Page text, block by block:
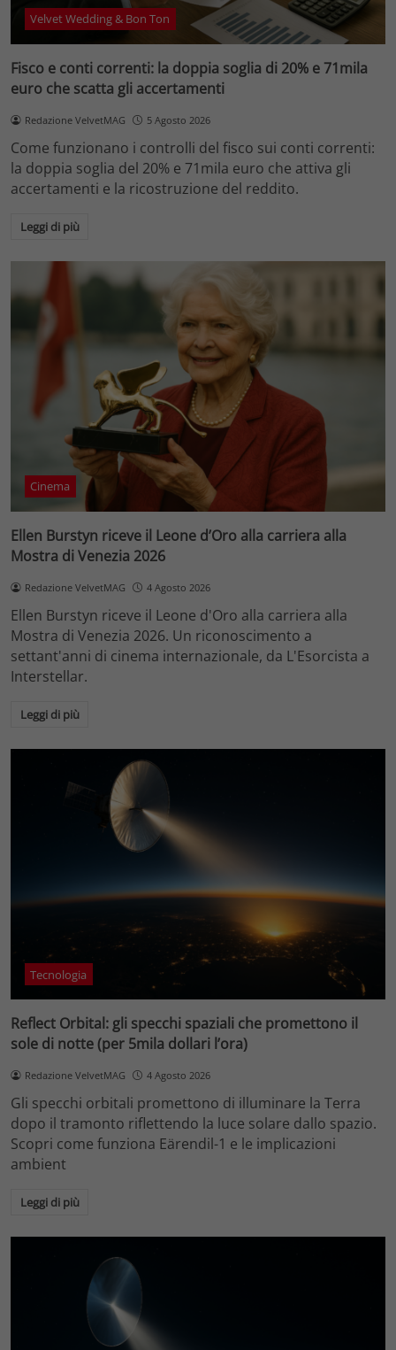
Velvet Wedding & Bon Ton
Fisco e conti correnti: la doppia soglia di 20% e 71mila
euro che scatta gli accertamenti
Redazione VelvetMAG 5 Agosto 2026
Come funzionano i controlli del fisco sui conti correnti:
la doppia soglia del 20% e 71mila euro che attiva gli
accertamenti e la ricostruzione del reddito.
Leggi di più
Cinema
Ellen Burstyn riceve il Leone d’Oro alla carriera alla
Mostra di Venezia 2026
Redazione VelvetMAG 4 Agosto 2026
Ellen Burstyn riceve il Leone d'Oro alla carriera alla
Mostra di Venezia 2026. Un riconoscimento a
settant'anni di cinema internazionale, da L'Esorcista a
Interstellar.
Leggi di più
Tecnologia
Reflect Orbital: gli specchi spaziali che promettono il
sole di notte (per 5mila dollari l’ora)
Redazione VelvetMAG 4 Agosto 2026
Gli specchi orbitali promettono di illuminare la Terra
dopo il tramonto riflettendo la luce solare dallo spazio.
Scopri come funziona Eärendil-1 e le implicazioni
ambient
Leggi di più